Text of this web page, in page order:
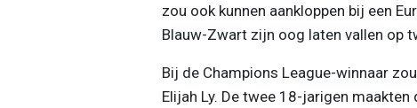
zou ook kunnen aankloppen bij een
Blauw-Zwart zijn oog laten vallen op
Bij de Champions League-winnaar
Elijah Ly. De twee 18-jarigen